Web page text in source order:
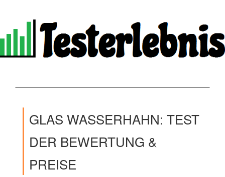
GLAS WASSERHAHN: TEST
DER BEWERTUNG &
PREISE